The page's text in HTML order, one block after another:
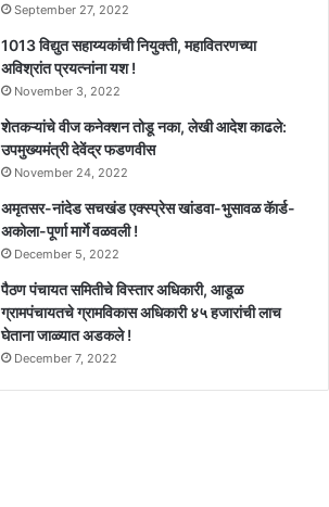
September 27, 2022
1013 विद्युत सहाय्यकांची नियुक्ती, महावितरणच्या
अविश्रांत प्रयत्नांना यश !
November 3, 2022
शेतकऱ्यांचे वीज कनेक्शन तोडू नका, लेखी आदेश काढले:
उपमुख्यमंत्री देवेंद्र फडणवीस
November 24, 2022
अमृतसर-नांदेड सचखंड एक्स्प्रेस खांडवा-भुसावळ कॅार्ड-
अकोला-पूर्णा मार्गे वळवली !
December 5, 2022
पैठण पंचायत समितीचे विस्तार अधिकारी, आडूळ
ग्रामपंचायतचे ग्रामविकास अधिकारी ४५ हजारांची लाच
घेताना जाळ्यात अडकले !
December 7, 2022